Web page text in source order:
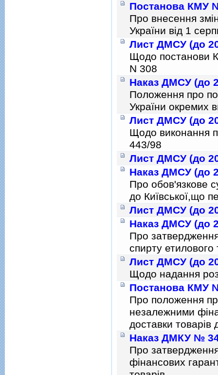
Постанова КМУ
Про внесення
України вiд 1
Лист ДМСУ (до
Щодо постанови
N 308
Наказ ДМСУ (до
Положення про
України окремих
Лист ДМСУ (до
Щодо виконання
443/98
Лист ДМСУ (до
Наказ ДМСУ (до
Про обов'язкове
до Київської,що
Лист ДМСУ (до
Наказ ДМСУ (до
Про
спирту етилового
Лист ДМСУ (до
Щодо надання
Постанова КМУ
Про положення
незалежними
доставки
Наказ ДМКУ №
Про затвердження
фінансових